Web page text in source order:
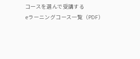
O
コースを選んで受講する
eラーニングコース一覧（PDF）